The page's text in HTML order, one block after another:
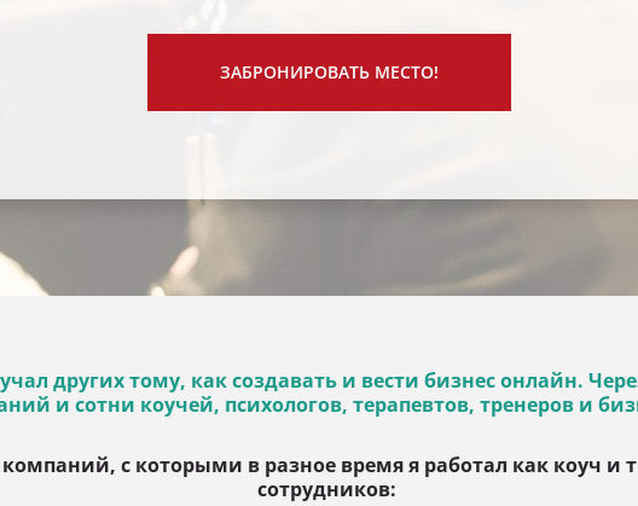
ЗАБРОНИРОВАТЬ МЕСТО!
других тому, как создавать и вести бизнес онлайн.
и сотни коучей, психологов, терапевтов, тренеров и
с которыми в разное время я работал как коуч и
сотрудников: